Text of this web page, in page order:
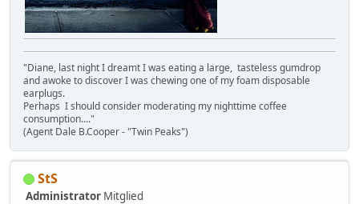
"Diane, last night I dreamt I was eating a large, tasteless gumdrop
and awoke to discover I was chewing one of my foam disposable
earplugs.
Perhaps I should consider moderating my nighttime coffee
consumption...."
(Agent Dale B.Cooper - "Twin Peaks")
StS
Administrator Mitglied